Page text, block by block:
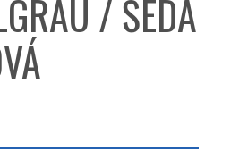
/ ŠEDÁ